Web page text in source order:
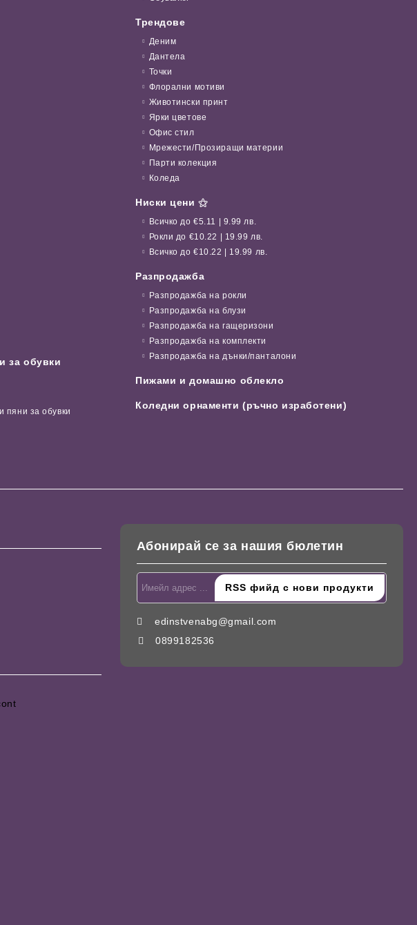
за обувки
пяни за обувки
Трендове
Деним
Дантела
Точки
Флорални мотиви
Животински принт
Ярки цветове
Офис стил
Мрежести/Прозиращи материи
Парти колекция
Коледа
Ниски цени ⚝
Всичко до €5.11 | 9.99 лв.
Рокли до €10.22 | 19.99 лв.
Всичко до €10.22 | 19.99 лв.
Разпродажба
Разпродажба на рокли
Разпродажба на блузи
Разпродажба на гащеризони
Разпродажба на комплекти
Разпродажба на дънки/панталони
Пижами и домашно облекло
Коледни орнаменти (ръчно изработени)
Абонирай се за нашия бюлетин
edinstvenabg@gmail.com
0899182536